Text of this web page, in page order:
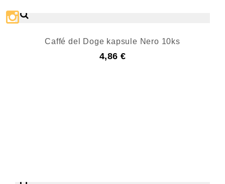
Caffé del Doge kapsule Nero 10ks
4,86 €